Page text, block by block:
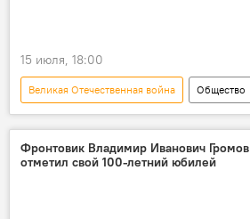
15 июля, 18:00
Великая Отечественная война
Общество
В Молдове
Приднестровье
Верховный совет
законопроект
Фронтовик Владимир Иванович Громов
отметил свой 100-летний юбилей